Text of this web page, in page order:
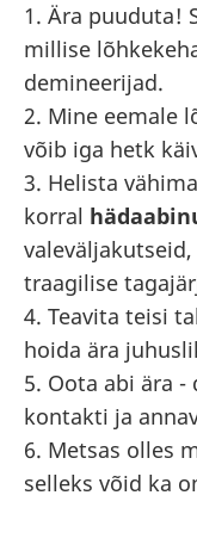
1. Ära puuduta!
millise
demineerijad.
2. Mine eemale
võib iga hetk
3. Helista
korral
traagilise
4. Teavita teisi
hoida ära
5. Oota abi ära
kontakti ja
6. Metsas olles
selleks võid ka